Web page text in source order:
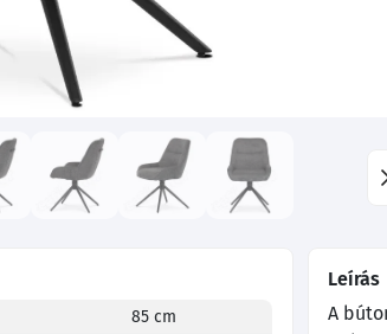
85 cm
Leírás
A